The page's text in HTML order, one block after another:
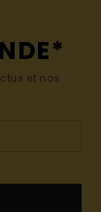
et nos